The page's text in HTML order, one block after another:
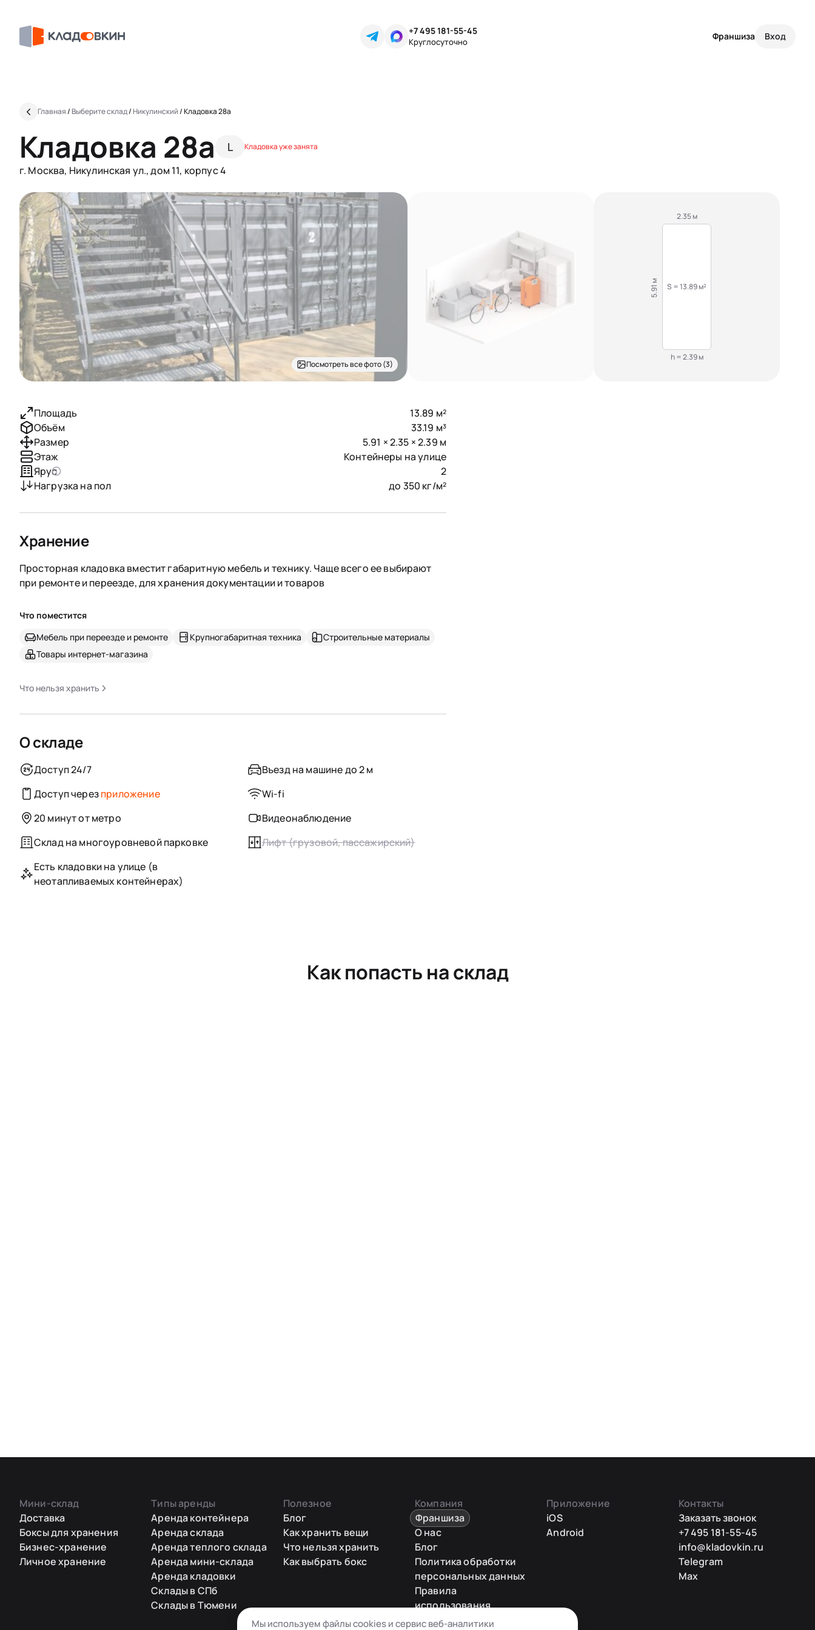
+7 495 181-55-45
Круглосуточно Франшиза Вход
Главная/ Выберите склад/ Никулинский/Кладовка 28a
Кладовка 28a L Кладовка уже занята
г. Москва, Никулинская ул., дом 11, корпус 4
Посмотреть все фото (3)
2.35 м
S = 13.89 м²
5.91 м
h = 2.39 м
Площадь
13.89 м²
Объём
33.19 м³
Размер
5.91 × 2.35 × 2.39 м
Этаж
Контейнеры на улице
Ярус
2
Нагрузка на пол
до 350 кг/м²
Хранение
Просторная кладовка вместит габаритную мебель и технику. Чаще всего ее выбирают
при ремонте и переезде, для хранения документации и товаров
Что поместится
Мебель при переезде и ремонте
Крупногабаритная техника
Строительные материалы
Товары интернет-магазина
Что нельзя хранить
О складе
Доступ 24/7
Въезд на машине до 2 м
Доступ черезприложение
Wi-fi
20 минут от метро
Видеонаблюдение
Склад на многоуровневой парковке
Лифт (грузовой, пассажирский)
Есть кладовки на улице (в
неотапливаемых контейнерах)
Как попасть на склад
Мини-склад
Доставка
Боксы для хранения
Бизнес-хранение
Личное хранение
Типы аренды
Аренда контейнера
Аренда склада
Аренда теплого склада
Аренда мини-склада
Аренда кладовки
Склады в СПб
Склады в Тюмени
Полезное
Блог
Как хранить вещи
Что нельзя хранить
Как выбрать бокс
Компания
Франшиза
О нас
Блог
Политика обработки
персональных данных
Правила
использования
промокодов
Приложение
iOS
Android
Контакты
Заказать звонок
+7 495 181-55-45
info@kladovkin.ru
Telegram
Max
Мы используем файлы cookies и сервис веб-аналитики